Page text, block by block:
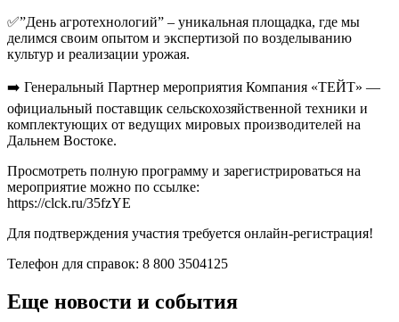
✅”День агротехнологий” – уникальная площадка, где мы
делимся своим опытом и экспертизой по возделыванию
культур и реализации урожая.
➡️ Генеральный Партнер мероприятия Компания «ТЕЙТ» —
официальный поставщик сельскохозяйственной техники и
комплектующих от ведущих мировых производителей на
Дальнем Востоке.
Просмотреть полную программу и зарегистрироваться на
мероприятие можно по ссылке:
https://clck.ru/35fzYE
Для подтверждения участия требуется онлайн-регистрация!
Телефон для справок: 8 800 3504125
Еще новости и события